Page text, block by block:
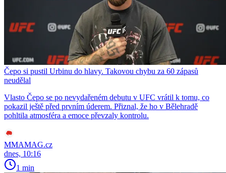
Čepo si pustil Urbinu do hlavy. Takovou chybu za 60 zápasů
neudělal
Vlasto Čepo se po nevydařeném debutu v UFC vrátil k tomu, co
pokazil ještě před prvním úderem. Přiznal, že ho v Bělehradě
pohltila atmosféra a emoce převzaly kontrolu.
MMAMAG.cz
dnes, 10:16
1 min